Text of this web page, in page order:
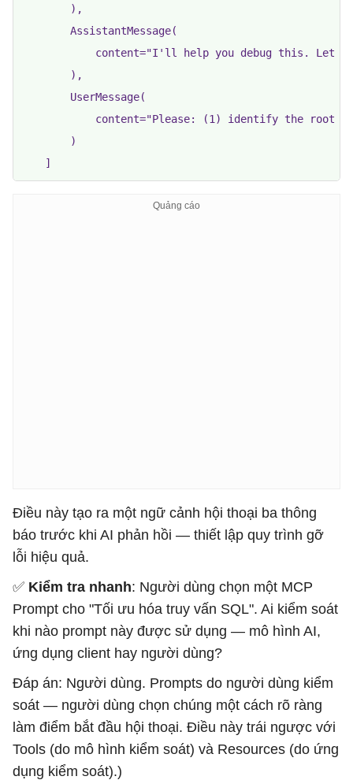
        ),
        AssistantMessage(
content="I'll help you debug this. Let
        ),
        UserMessage(
content="Please: (1) identify the root
        )
Điều này tạo ra một ngữ cảnh hội thoại ba thông
báo trước khi AI phản hồi — thiết lập quy trình gỡ
lỗi hiệu quả.
✅ Kiểm tra nhanh: Người dùng chọn một MCP
Prompt cho "Tối ưu hóa truy vấn SQL". Ai kiểm soát
khi nào prompt này được sử dụng — mô hình AI,
ứng dụng client hay người dùng?
Đáp án: Người dùng. Prompts do người dùng kiểm
soát — người dùng chọn chúng một cách rõ ràng
làm điểm bắt đầu hội thoại. Điều này trái ngược với
Tools (do mô hình kiểm soát) và Resources (do ứng
dụng kiểm soát).)